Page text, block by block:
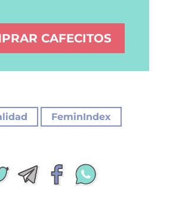
CAFECITOS
FeminIndex